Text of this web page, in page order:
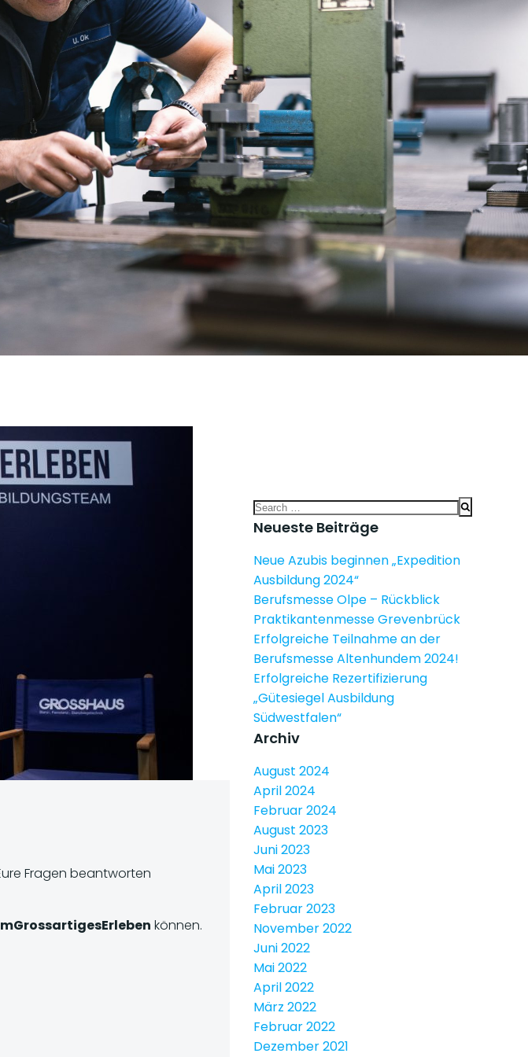
Fragen beantworten
können.
Search
for:
Neueste Beiträge
Neue Azubis beginnen „Expedition
Ausbildung 2024“
Berufsmesse Olpe – Rückblick
Praktikantenmesse Grevenbrück
Erfolgreiche Teilnahme an der
Berufsmesse Altenhundem 2024!
Erfolgreiche Rezertifizierung
„Gütesiegel Ausbildung
Südwestfalen“
Archiv
August 2024
April 2024
Februar 2024
August 2023
Juni 2023
Mai 2023
April 2023
Februar 2023
November 2022
Juni 2022
Mai 2022
April 2022
März 2022
Februar 2022
Dezember 2021